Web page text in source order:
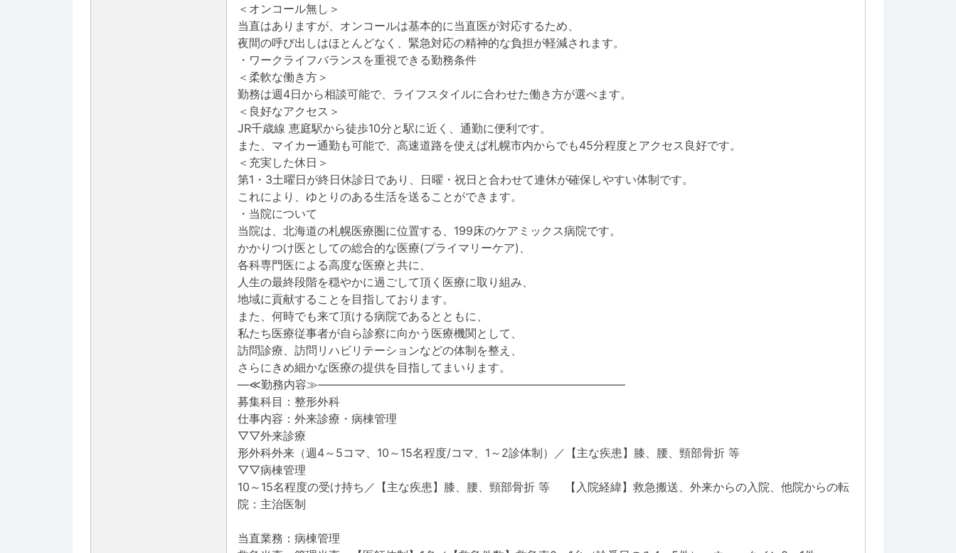
＜オンコール無し＞
当直はありますが、オンコールは基本的に当直医が対応するため、
夜間の呼び出しはほとんどなく、緊急対応の精神的な負担が軽減されます。
・ワークライフバランスを重視できる勤務条件
＜柔軟な働き方＞
勤務は週4日から相談可能で、ライフスタイルに合わせた働き方が選べます。
＜良好なアクセス＞
JR千歳線 恵庭駅から徒歩10分と駅に近く、通勤に便利です。
また、マイカー通勤も可能で、高速道路を使えば札幌市内からでも45分程度とアクセス良好です。
＜充実した休日＞
第1・3土曜日が終日休診日であり、日曜・祝日と合わせて連休が確保しやすい体制です。
これにより、ゆとりのある生活を送ることができます。
・当院について
当院は、北海道の札幌医療圏に位置する、199床のケアミックス病院です。
かかりつけ医としての総合的な医療(プライマリーケア)、
各科専門医による高度な医療と共に、
人生の最終段階を穏やかに過ごして頂く医療に取り組み、
地域に貢献することを目指しております。
また、何時でも来て頂ける病院であるとともに、
私たち医療従事者が自ら診察に向かう医療機関として、
訪問診療、訪問リハビリテーションなどの体制を整え、
さらにきめ細かな医療の提供を目指してまいります。
―≪勤務内容≫―――――――――――――――――――――――――――
募集科目：整形外科
仕事内容：外来診療・病棟管理
▽▽外来診療
形外科外来（週4～5コマ、10～15名程度/コマ、1～2診体制）／【主な疾患】膝、腰、頸部骨折 等
▽▽病棟管理
10～15名程度の受け持ち／【主な疾患】膝、腰、頸部骨折 等 【入院経緯】救急搬送、外来からの入院、他院からの転
院：主治医制
当直業務：病棟管理